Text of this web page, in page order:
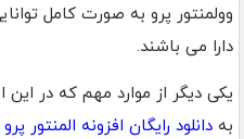
وولمنتور پرو به صورت کامل
دارا می باشند.
یکی دیگر از موارد مهم که در
به دانلود رایگان افزونه المنتور